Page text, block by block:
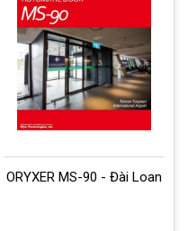
ORYXER MS-90 - Đài Loan